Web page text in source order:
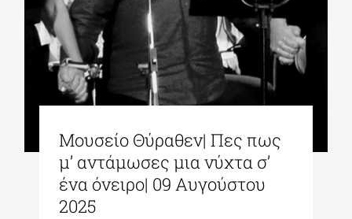
Μουσείο Θύραθεν| Πες πως
μ’ αντάμωσες μια νύχτα σ’
ένα όνειρο| 09 Aυγούστου
2025